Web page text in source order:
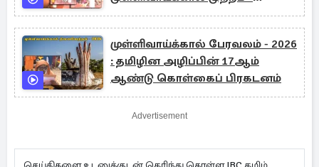
நேரலை
முள்ளிவாய்க்கால் பேரவலம் - 2026
: தமிழின அழிப்பின் 17ஆம்
ஆண்டு கொள்கைப் பிரகடனம்
Advertisement